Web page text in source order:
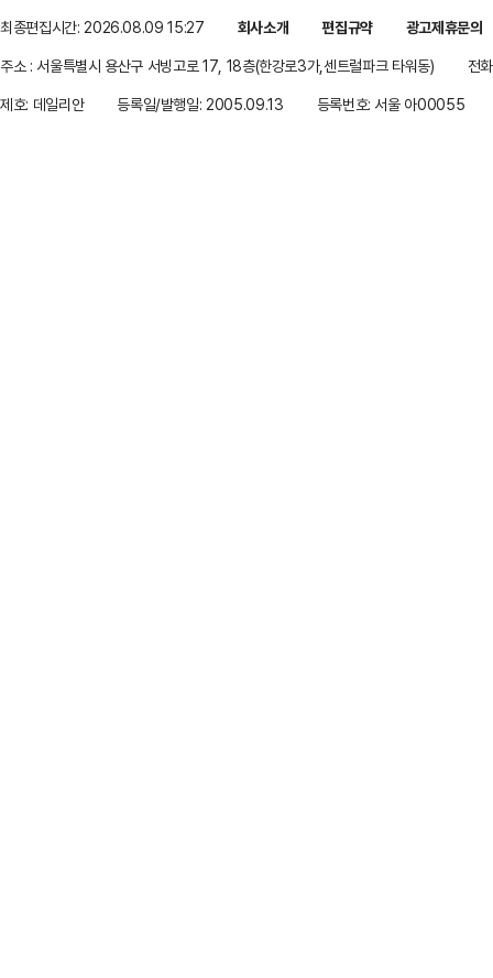
최종편집시간: 2026.08.09 15:27 회사소개 편집규약
광고제휴문의
주소 : 서울특별시 용산구 서빙고로 17, 18층(한강로3가,센트럴파크 타워동)
전
제호: 데일리안
등록일/발행일: 2005.09.13 등록번호: 서울 아00055